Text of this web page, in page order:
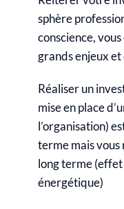
sphère
conscience,
grands enjeux
Réaliser un
mise en place
l’organisation)
terme mais vous
long terme
énergétique)